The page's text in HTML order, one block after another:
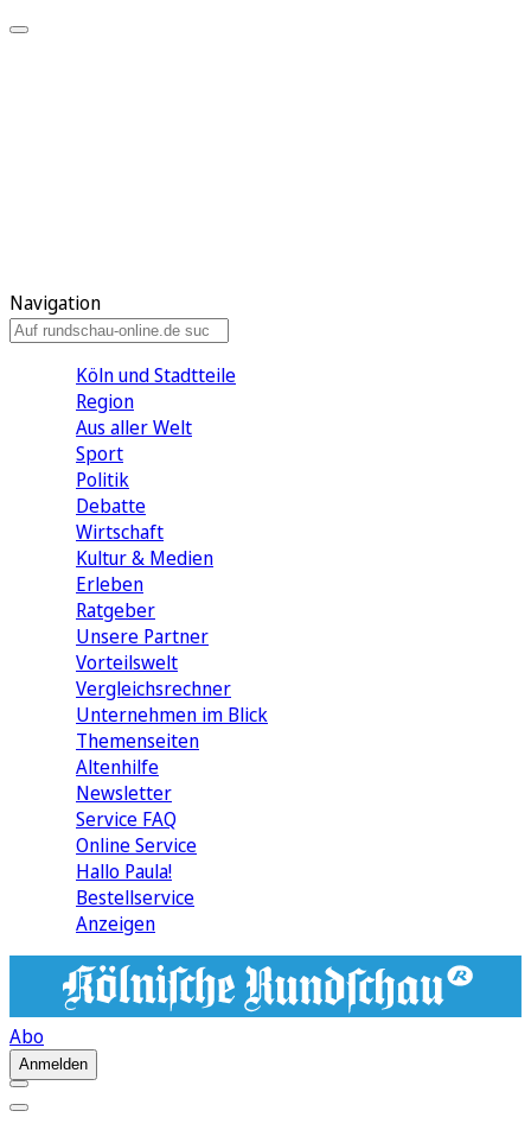
Navigation
Köln und Stadtteile
Region
Aus aller Welt
Sport
Politik
Debatte
Wirtschaft
Kultur & Medien
Erleben
Ratgeber
Unsere Partner
Vorteilswelt
Vergleichsrechner
Unternehmen im Blick
Themenseiten
Altenhilfe
Newsletter
Service FAQ
Online Service
Hallo Paula!
Bestellservice
Anzeigen
Abo
Anmelden